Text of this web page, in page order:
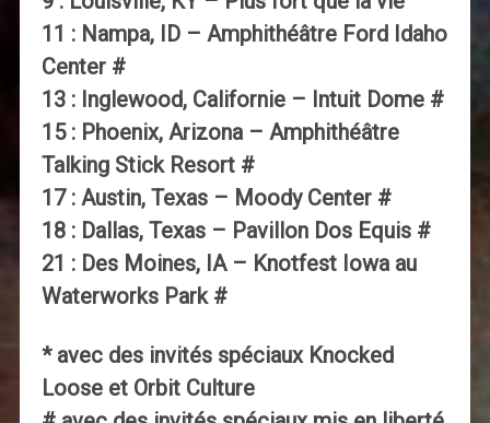
11 : Nampa, ID – Amphithéâtre Ford Idaho
Center #
13 : Inglewood, Californie – Intuit Dome #
15 : Phoenix, Arizona – Amphithéâtre
Talking Stick Resort #
17 : Austin, Texas – Moody Center #
18 : Dallas, Texas – Pavillon Dos Equis #
21 : Des Moines, IA – Knotfest Iowa au
Waterworks Park #
* avec des invités spéciaux Knocked
Loose et Orbit Culture